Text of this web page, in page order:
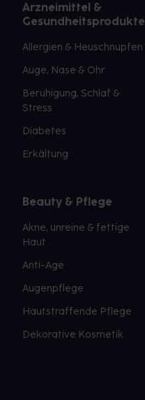
Arzneimittel &
Gesundheitsprodukte
Allergien & Heuschnupfen
Auge, Nase & Ohr
Beruhigung, Schlaf &
Stress
Diabetes
Erkältung
Beauty & Pflege
Akne, unreine & fettige
Haut
Anti-Age
Augenpflege
Hautstraffende Pflege
Dekorative Kosmetik